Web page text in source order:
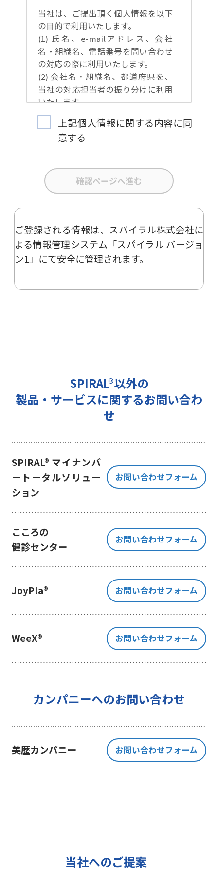
当社は、ご提出頂く個人情報を以下
の目的で利用いたします。
(1) 氏名、e-mailアドレス、会社
名・組織名、電話番号を問い合わせ
の対応の際に利用いたします。
(2) 会社名・組織名、都道府県を、
当社の対応担当者の振り分けに利用
いたします。
(3) お問合せ内容について集計分析
を行い、当社製品・サービスの企画
開発や、販促営業活動の参考にいた
(4) 氏名、e-mailアドレス、会社
名・組織名、電話番号を、当社の製
品・サービスのご案内や当社が独自
ー、イベント、展示会の開催や出展
情報の提供の際に利用いたします。
その他の目的では使用致しません。
2 個人情報の管理について
という）に準拠した適切な保護措置
を講じます。
3 個人情報の第三者提供について
き、ご提出いただく個人情報を、貴
はございません。
但し、お客様から同意をいただいた
場合のみ、日本及びアメリカ合衆国
※Google LLC は日本の個人情報保
護法が適用される個人情報取扱事業
者と同等の体制を整備しています。
詳しくは、11.Google 拡張コンバ
ージョンの利用をご確認ください。
当社が管理する本フォームから取
得した情報とGoogle LLC が管理す
る当社Webサイト閲覧履歴等の情報
を紐づけ、お客様の興味関心に沿っ
た当社サービスに関する広告の配信
4 個人情報の外部委託について
個人情報の取扱いを一部、または全
部を委託する場合、十分な個人情報
の保護水準を満たしている者を選定
する基準を確立、選定し、管理監督
いたします。
ご提出頂く個人情報について、貴方
上記個人情報に関する内容に同
意する
ご登録される情報は、 スパイラル株式会社に
よる情報管理システム「スパイラル バージョ
ン1」 にて安全に管理されます。
SPIRAL®以外の
製品・サービスに関するお問い合わ
せ
SPIRAL® マイナンバ
ートータルソリュー
ション
お問い合わせフォーム
こころの
健診センター
お問い合わせフォーム
JoyPla® お問い合わせフォーム
WeeX® お問い合わせフォーム
カンパニーへのお問い合わせ
美歴カンパニー お問い合わせフォーム
当社へのご提案